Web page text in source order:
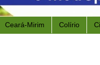
Ceará-Mirim Colírio